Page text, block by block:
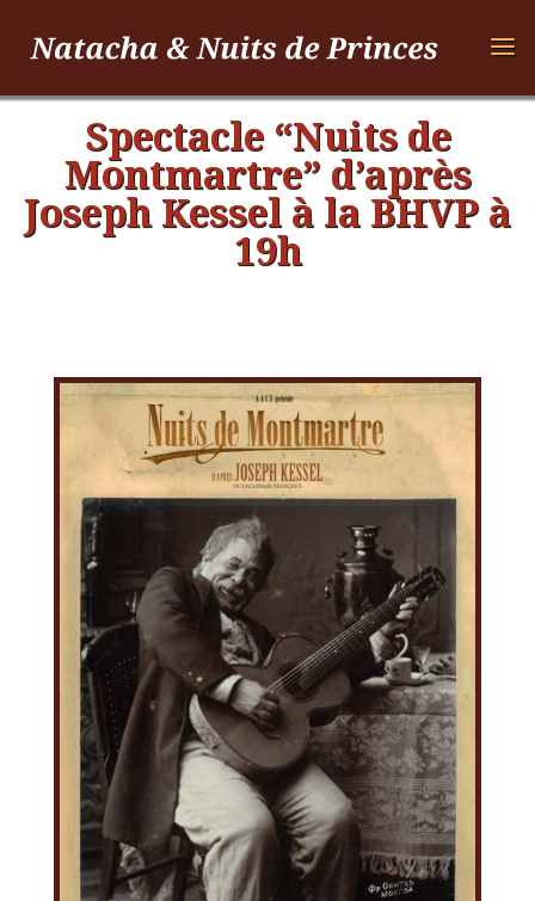
Spectacle “Nuits de
Montmartre” d’après
Joseph Kessel à la BHVP à
19h